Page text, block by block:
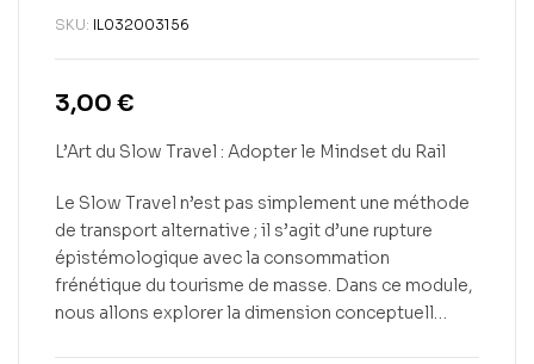
SKU: IL032003156
3,00 €
L’Art du Slow Travel : Adopter le Mindset du Rail
Le Slow Travel n’est pas simplement une méthode
de transport alternative ; il s’agit d’une rupture
épistémologique avec la consommation
frénétique du tourisme de masse. Dans ce module,
nous allons explorer la dimension conceptuell…